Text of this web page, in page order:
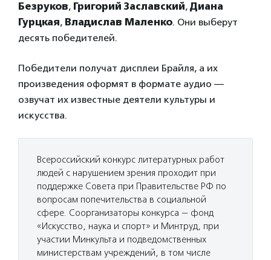
Безруков, Григорий Заславский, Диана
Гурцкая, Владислав Маленко. Они выберут
десять победителей.
Победители получат дисплеи Брайля, а их
произведения оформят в формате аудио —
озвучат их известные деятели культуры и
искусства.
Всероссийский конкурс литературных работ
людей с нарушением зрения проходит при
поддержке Совета при Правительстве РФ по
вопросам попечительства в социальной
сфере. Соорганизаторы конкурса — фонд
«Искусство, наука и спорт» и Минтруд, при
участии Минкульта и подведомственных
министерствам учреждений, в том числе